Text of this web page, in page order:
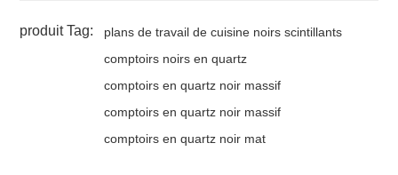
produit Tag:
plans de travail de cuisine noirs scintillants
comptoirs noirs en quartz
comptoirs en quartz noir massif
comptoirs en quartz noir massif
comptoirs en quartz noir mat